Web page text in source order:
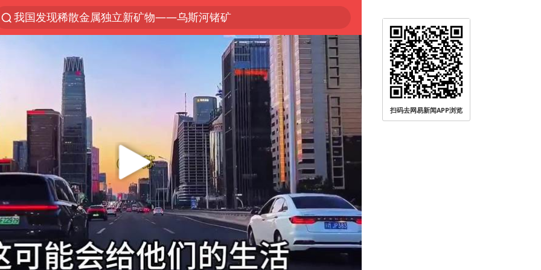
我国发现稀散金属独立新矿物——乌斯河锗矿
部分银行上调存款利率
小沈阳加盟《披荆斩棘》
新疆生产建设兵团生态环境局原局长被查
朱一龙的鼻子怎么了
上海暴雨已致多处积水
三预警齐发 11个省份有大到暴雨
上海地铁4条线路全线停运
上海鼓励居家办公
4.2平卫生间补漏注胶花1.55万
扫码去网易新闻APP浏览